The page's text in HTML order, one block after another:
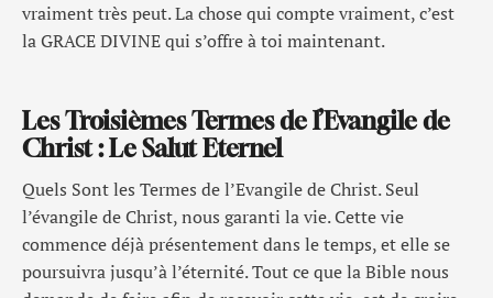
vraiment très peut. La chose qui compte vraiment, c’est
la GRACE DIVINE qui s’offre à toi maintenant.
Les Troisièmes Termes de l’Evangile de
Christ : Le Salut Eternel
Quels Sont les Termes de l’Evangile de Christ. Seul
l’évangile de Christ, nous garanti la vie. Cette vie
commence déjà présentement dans le temps, et elle se
poursuivra jusqu’à l’éternité. Tout ce que la Bible nous